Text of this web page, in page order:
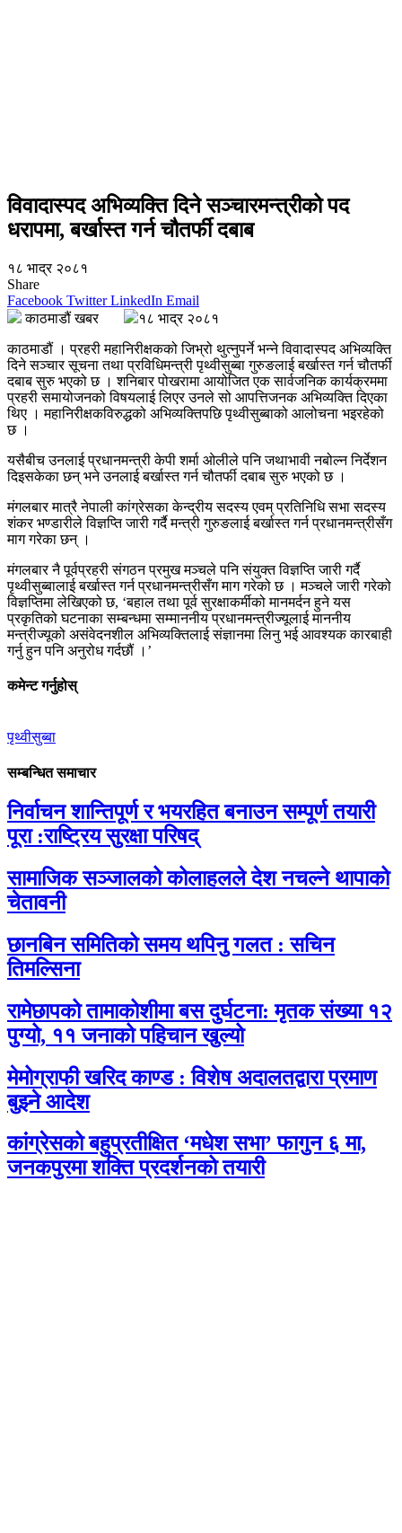
विवादास्पद अभिव्यक्ति दिने सञ्चारमन्त्रीको पद
धरापमा, बर्खास्त गर्न चौतर्फी दबाब
१८ भाद्र २०८१
Share
Facebook Twitter LinkedIn Email
काठमाडौं खबर
१८ भाद्र २०८१
काठमाडौं । प्रहरी महानिरीक्षकको जिभ्रो थुत्नुपर्ने भन्ने विवादास्पद अभिव्यक्ति
दिने सञ्चार सूचना तथा प्रविधिमन्त्री पृथ्वीसुब्बा गुरुङलाई बर्खास्त गर्न चौतर्फी
दबाब सुरु भएको छ । शनिबार पोखरामा आयोजित एक सार्वजनिक कार्यक्रममा
प्रहरी समायोजनको विषयलाई लिएर उनले सो आपत्तिजनक अभिव्यक्ति दिएका
थिए । महानिरीक्षकविरुद्धको अभिव्यक्तिपछि पृथ्वीसुब्बाको आलोचना भइरहेको
छ ।
यसैबीच उनलाई प्रधानमन्त्री केपी शर्मा ओलीले पनि जथाभावी नबोल्न निर्देशन
दिइसकेका छन् भने उनलाई बर्खास्त गर्न चौतर्फी दबाब सुरु भएको छ ।
मंगलबार मात्रै नेपाली कांग्रेसका केन्द्रीय सदस्य एवम् प्रतिनिधि सभा सदस्य
शंकर भण्डारीले विज्ञप्ति जारी गर्दै मन्त्री गुरुङलाई बर्खास्त गर्न प्रधानमन्त्रीसँग
माग गरेका छन् ।
मंगलबार नै पूर्वप्रहरी संगठन प्रमुख मञ्चले पनि संयुक्त विज्ञप्ति जारी गर्दै
पृथ्वीसुब्बालाई बर्खास्त गर्न प्रधानमन्त्रीसँग माग गरेको छ । मञ्चले जारी गरेको
विज्ञप्तिमा लेखिएको छ, ‘बहाल तथा पूर्व सुरक्षाकर्मीको मानमर्दन हुने यस
प्रकृतिको घटनाका सम्बन्धमा सम्माननीय प्रधानमन्त्रीज्यूलाई माननीय
मन्त्रीज्यूको असंवेदनशील अभिव्यक्तिलाई संज्ञानमा लिनु भई आवश्यक कारबाही
गर्नु हुन पनि अनुरोध गर्दछौं ।’
कमेन्ट गर्नुहोस्
पृथ्वीसुब्बा
सम्बन्धित समाचार
निर्वाचन शान्तिपूर्ण र भयरहित बनाउन सम्पूर्ण तयारी
पूरा :राष्ट्रिय सुरक्षा परिषद्
सामाजिक सञ्जालको कोलाहलले देश नचल्ने थापाको
चेतावनी
छानबिन समितिको समय थपिनु गलत : सचिन
तिमल्सिना
रामेछापको तामाकोशीमा बस दुर्घटना: मृतक संख्या १२
पुग्यो, ११ जनाको पहिचान खुल्यो
मेमोग्राफी खरिद काण्ड : विशेष अदालतद्वारा प्रमाण
बुझ्ने आदेश
कांग्रेसको बहुप्रतीक्षित ‘मधेश सभा’ फागुन ६ मा,
जनकपुरमा शक्ति प्रदर्शनको तयारी